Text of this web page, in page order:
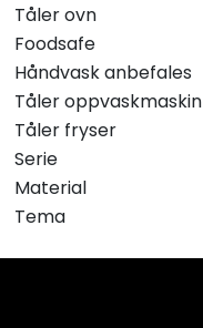
Tåler ovn
Foodsafe
Håndvask anbefales
Tåler oppvaskmaskin
Tåler fryser
Serie
Material
Tema